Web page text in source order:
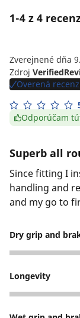
1-4 z 4
Zverejnené dňa
Zdroj
Overená
Odporúčam
Superb all
Since fitting I
handling and
and my go to
Dry grip and
5
Longevity
5